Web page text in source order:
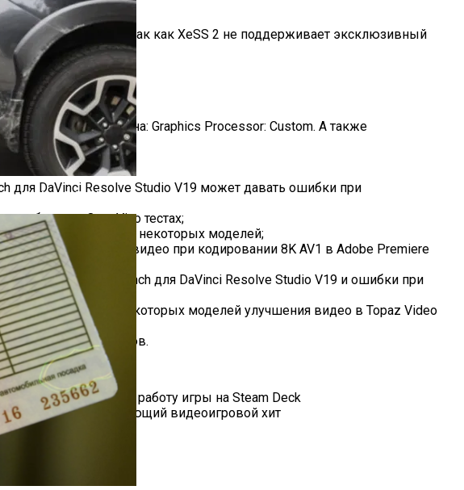
ГАИ — «ГИБДД»
возникать сбой, так как XeSS 2 не поддерживает эксклюзивный
графику);
приложения на: Graphics Processor: Custom. А также
для DaVinci Resolve Studio V19 может давать ошибки при
в OpenVino тестах;
использования некоторых моделей;
в выходном видео при кодировании 8K AV1 в Adobe Premiere
Extended в PugetBench для DaVinci Resolve Studio V19 и ошибки при
использования некоторых моделей улучшения видео в Topaz Video
генерации кадров.
Fantasy VII Rebirth и работу игры на Steam Deck
охоту на свой следующий видеоигровой хит